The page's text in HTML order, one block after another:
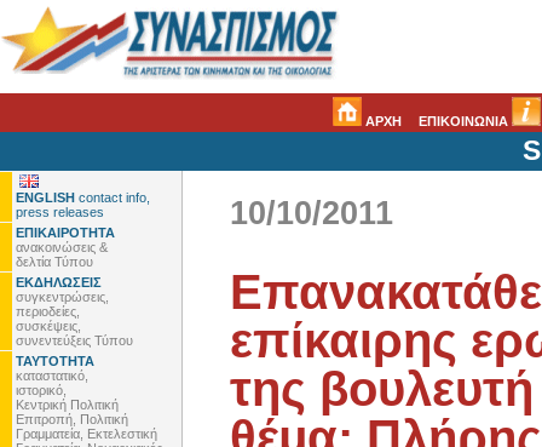
ΑΡΧΗ ΕΠΙΚΟΙΝΩΝΙΑ
ENGLISH contact info,
press releases
ΕΠΙΚΑΙΡΟΤΗΤΑ
ανακοινώσεις &
δελτία Τύπου
ΕΚΔΗΛΩΣΕΙΣ
συγκεντρώσεις,
περιοδείες,
συσκέψεις,
συνεντεύξεις Τύπου
ΤΑΥΤΟΤΗΤΑ
καταστατικό,
ιστορικό,
Κεντρική Πολιτική
Επιτροπή, Πολιτική
Γραμματεία, Εκτελεστική
10/10/2011
επίκαιρης
της